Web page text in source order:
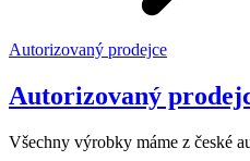
Autorizovaný prodejce
Autorizovaný
Všechny výrobky máme z české